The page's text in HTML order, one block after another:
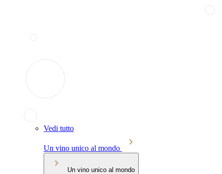
Vedi tutto
Un vino unico al mondo
Un vino unico al mondo